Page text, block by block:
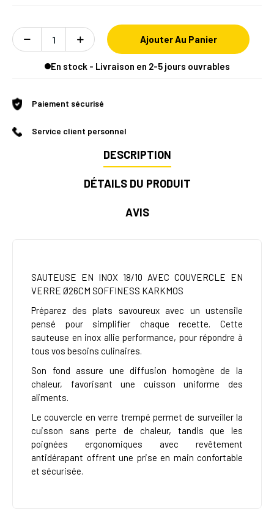
Ajouter Au Panier
En stock - Livraison en 2-5 jours ouvrables
Paiement sécurisé
Service client personnel
DESCRIPTION
DÉTAILS DU PRODUIT
AVIS
SAUTEUSE EN INOX 18/10 AVEC COUVERCLE EN
VERRE Ø26CM SOFFINESS KARKMOS
Préparez des plats savoureux avec un ustensile
pensé pour simplifier chaque recette. Cette
sauteuse en inox allie performance, pour répondre à
tous vos besoins culinaires.
Son fond assure une diffusion homogène de la
chaleur, favorisant une cuisson uniforme des
aliments.
Le couvercle en verre trempé permet de surveiller la
cuisson sans perte de chaleur, tandis que les
poignées ergonomiques avec revêtement
antidérapant offrent une prise en main confortable
et sécurisée.